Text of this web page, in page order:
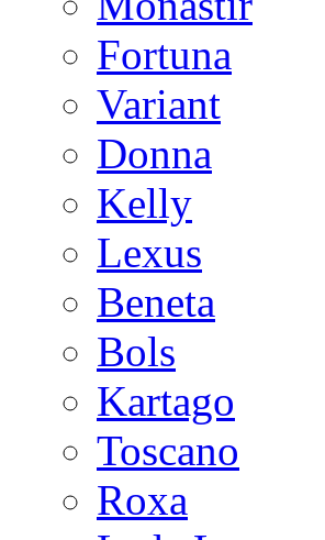
Fortuna
Variant
Donna
Kelly
Lexus
Beneta
Bols
Kartago
Toscano
Roxa